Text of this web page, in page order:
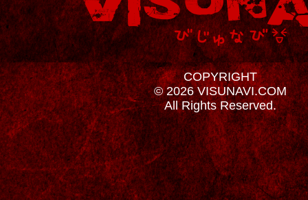
COPYRIGHT
© 2026 VISUNAVI.COM
All Rights Reserved.